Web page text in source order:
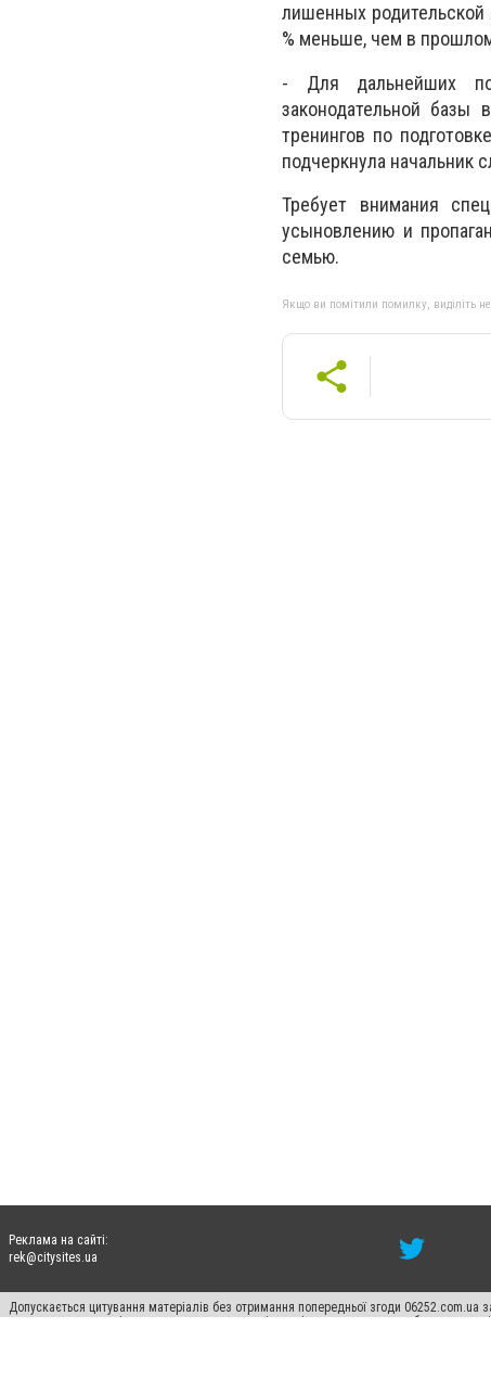
лишенных родительской
% меньше, чем в
- Для дальнейших
законодательной базы
тренингов по
подчеркнула начальник
Требует внимания
усыновлению и
семью.
Якщо ви помітили помилку, виділіть
Реклама на сайті:
rek@citysites.ua
Допускається цитування матеріалів без отримання попередньої згоди
пошукових систем гіперпосилання на цитовані статті не нижче другого абзацу в